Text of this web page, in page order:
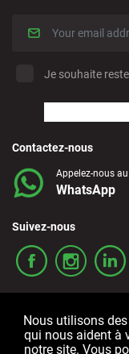
Je souhaite
Contactez-nous
Appelez-nous au
WhatsApp
Suivez-nous
Nous utilisons
qui nous aident à
notre site. Vous